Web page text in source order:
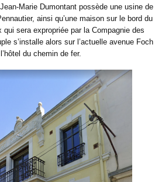
Marie Dumontant possède une usine de
ainsi qu’une maison sur le bord du
sera expropriée par la Compagnie des
s’installe alors sur l’actuelle avenue Foch
du chemin de fer.